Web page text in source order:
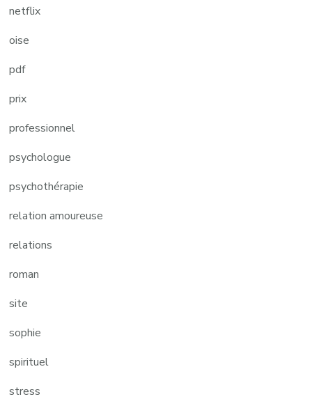
netflix
oise
pdf
prix
professionnel
psychologue
psychothérapie
relation amoureuse
relations
roman
site
sophie
spirituel
stress